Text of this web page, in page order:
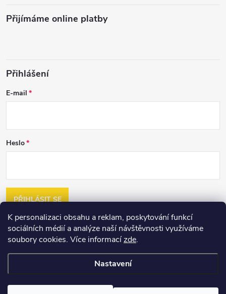
K personalizaci obsahu a reklam, poskytování funkcí
sociálních médií a analýze naší návštěvnosti využíváme
soubory cookies. Více informacízde.
Nastavení
Přijímáme online platby
Přihlášení
E-mail
Heslo
PŘIHLÁSIT SE
Nová registrace
Zapomenuté heslo
. Všechna práva vyhrazena.